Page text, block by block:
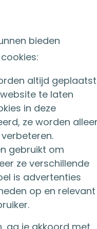
advies, terwijl
zijn dus
als doel
te
die worden
geen sprake is
aftrekbaar.
zijn aftrekbaar tot
alleen aftrekbaar
bieden
altijd
te laten
in deze
ze worden
gebruikt om
ze verschillende
is advertenties
op en relevant